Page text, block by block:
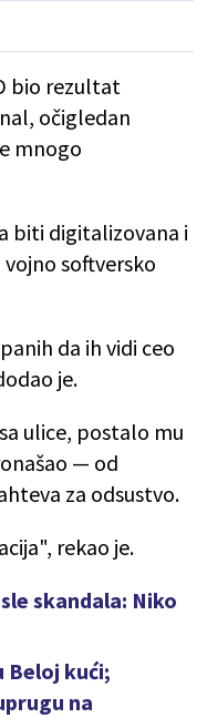
bio rezultat
očigledan
mnogo
biti digitalizovana i
softversko
da ih vidi ceo
je.
ulice, postalo mu
— od
za odsustvo.
rekao je.
skandala: Niko
Beloj kući;
na